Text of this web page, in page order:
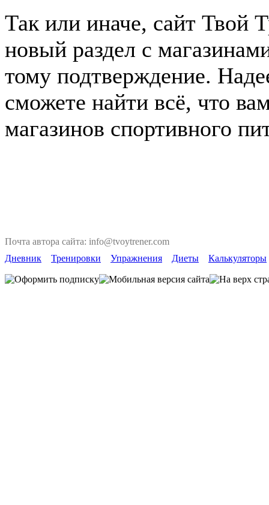
Так или иначе, сайт Твой
новый раздел с
тому подтверждение.
сможете найти всё, что
магазинов спортивного
Почта автора сайта: info@tvoytrener.com
Дневник
Тренировки Упражнения Диеты Калькуляторы